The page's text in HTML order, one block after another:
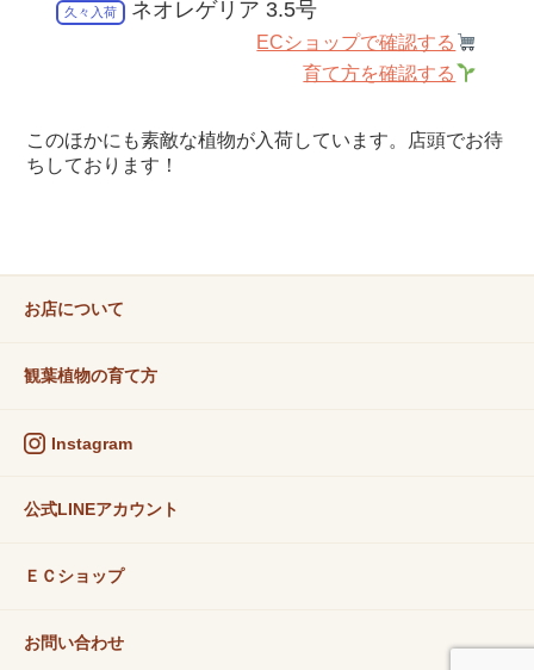
久々入荷 ネオレゲリア 3.5号
ECショップで確認する
育て方を確認する
このほかにも素敵な植物が入荷しています。店頭でお待
ちしております！
お店について
観葉植物の育て方
Instagram
公式LINEアカウント
ＥＣショップ
お問い合わせ